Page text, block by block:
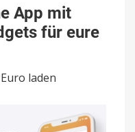
App mit
für eure
laden